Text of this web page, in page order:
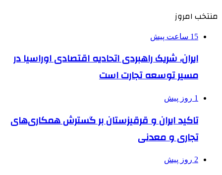
منتخب امروز
15 ساعت پیش
ایران، شریک راهبردی اتحادیه اقتصادی اوراسیا در
مسیر توسعه تجارت است
1 روز پیش
تاکید ایران و قرقیزستان بر گسترش همکاری‌های
تجاری و معدنی
2 روز پیش